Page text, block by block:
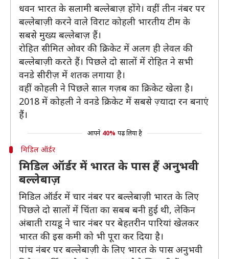
धवन भारत के सलामी बल्लेबाज़ होंगे। वहीं तीन नंबर पर
बल्लेबाज़ी करने वाले विराट कोहली भारतीय टीम के
सबसे मुख्य बल्लेबाज़ हैं।
रोहित सीमित ओवर की क्रिकेट में अलग ही लेवल की
बल्लेबाज़ी करते हैं। पिछले दो सालों में रोहित ने सभी
वनडे सीरीज़ में शतक लगाया है।
वहीं कोहली ने पिछले साल गज़ब का क्रिकेट खेला है।
2018 में कोहली ने वनडे क्रिकेट में सबसे ज़्यादा रन बनाएं
हैं।
आपने 40% पढ़ लिया है
मिडिल ऑर्डर
मिडिल ऑर्डर में भारत के पास हैं अनुभवी
बल्लेबाज़
मिडिल ऑर्डर में चार नंबर पर बल्लेबाज़ी भारत के लिए
पिछले दो सालों में चिंता का सबब बनी हुई थी, लेकिन
अंबाती रायडू ने चार नंबर पर बेहतरीन पारियां खेलकर
भारत की इस कमी को भी पूरा कर दिया है।
पांच नंबर पर बल्लेबाज़ी के लिए भारत के पास अनुभवी